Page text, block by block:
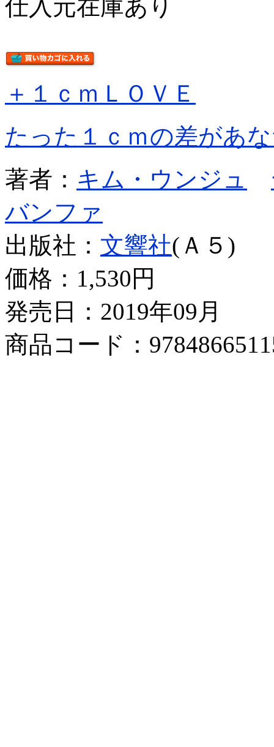
仕入元在庫あり
＋１ｃｍＬＯＶＥ
たった１ｃｍの差があ
著者： キム・ウンジュ
バンファ
出版社： 文響社(Ａ５)
価格： 1,530円
発売日：2019年09月
商品コード：